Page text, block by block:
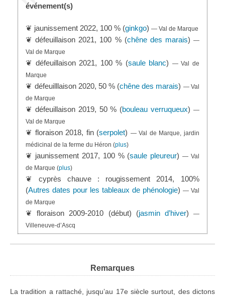
événement(s)
❦ jaunissement 2022, 100 % (ginkgo)— Val de Marque
❦ défeuillaison 2021, 100 % (chêne des marais) —
Val de Marque
❦ défeuillaison 2021, 100 % (saule blanc) — Val de
Marque
❦ défeuilllaison 2020, 50 % (chêne des marais) — Val
de Marque
❦ défeuillaison 2019, 50 % (bouleau verruqueux) —
Val de Marque
❦ floraison 2018, fin (serpolet) — Val de Marque, jardin
médicinal de la ferme du Héron (plus)
❦ jaunissement 2017, 100 % (saule pleureur) — Val
de Marque (plus)
❦ cyprès chauve : rougissement 2014, 100%
(Autres dates pour les tableaux de phénologie) — Val
de Marque
❦ floraison 2009-2010 (début) (jasmin d’hiver)
—
Villeneuve-d’Ascq
Remarques
La tradition a rattaché, jusqu’au 17e siècle surtout, des dictons